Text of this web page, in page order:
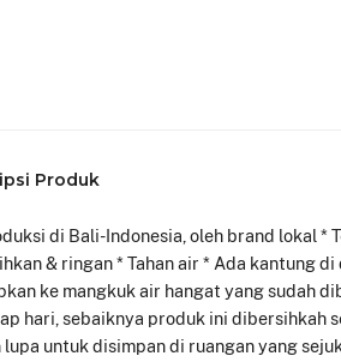
Produk
di Bali-Indonesia, oleh brand lokal *
& ringan * Tahan air * Ada kantung
ke mangkuk air hangat yang sudah
hari, sebaiknya produk ini dibersihkah
lupa untuk disimpan di ruangan yang